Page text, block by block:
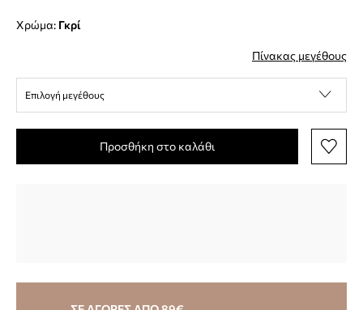
Χρώμα: γκρί
Πίνακας μεγέθους
Επιλογή μεγέθους
Προσθήκη στο καλάθι